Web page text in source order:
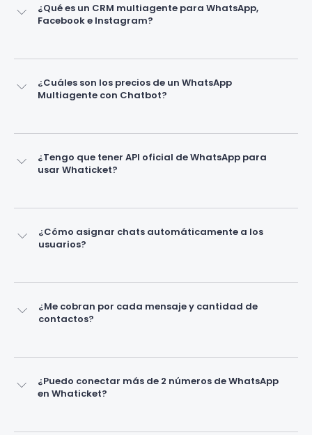
¿Qué es un CRM multiagente para WhatsApp,
Facebook e Instagram?
¿Cuáles son los precios de un WhatsApp
Multiagente con Chatbot?
¿Tengo que tener API oficial de WhatsApp para
usar Whaticket?
¿Cómo asignar chats automáticamente a los
usuarios?
¿Me cobran por cada mensaje y cantidad de
contactos?
¿Puedo conectar más de 2 números de WhatsApp
en Whaticket?